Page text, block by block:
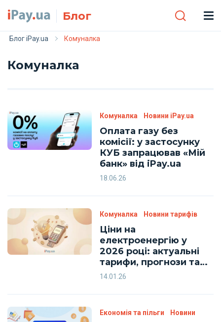
Блог
Блог iPay.ua Комуналка
Комуналка
Комуналка Новини iPay.ua
Оплата газу без
комісії: у застосунку
КУБ запрацював «Мій
банк» від iPay.ua
18.06.26
Комуналка Новини тарифів
Ціни на
електроенергію у
2026 році: актуальні
тарифи, прогнози та
поради з вигідної
14.01.26
Економія та пільги Новини